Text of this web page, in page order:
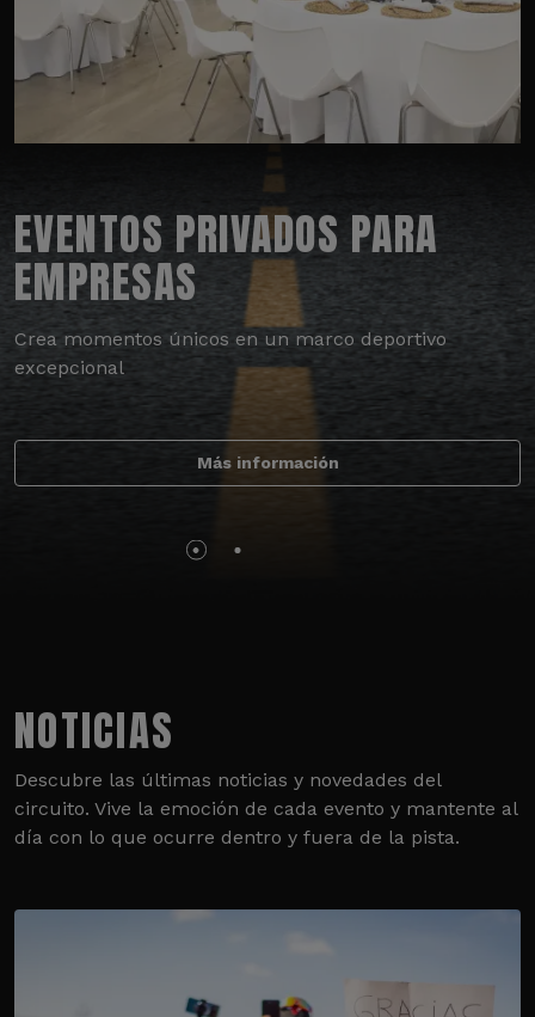
EVENTOS PRIVADOS PARA
EMPRESAS
Crea momentos únicos en un marco deportivo
excepcional
Más información
NOTICIAS
Descubre las últimas noticias y novedades del
circuito. Vive la emoción de cada evento y mantente al
día con lo que ocurre dentro y fuera de la pista.